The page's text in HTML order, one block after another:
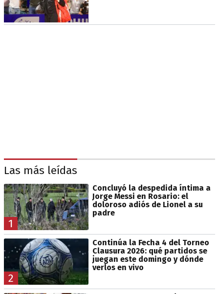
Las más leídas
1
Concluyó la despedida íntima a
Jorge Messi en Rosario: el
doloroso adiós de Lionel a su
padre
2
Continúa la Fecha 4 del Torneo
Clausura 2026: qué partidos se
juegan este domingo y dónde
verlos en vivo